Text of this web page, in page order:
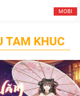
MOBI
TAM KHUC